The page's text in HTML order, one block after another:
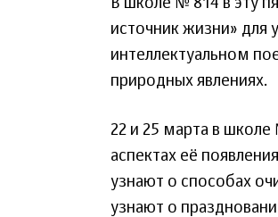
В школе № 814 в эту
источник жизни» для
интеллектуальном
природных явлениях.
22 и 25 марта в
аспектах её
узнают о способах
узнают о